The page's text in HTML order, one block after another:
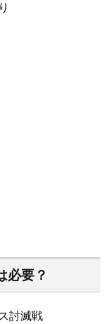
必要？
討滅戦